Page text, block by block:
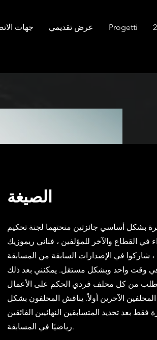
جهات عرض تقديمي Progetti
الصيغة
بشكل أساسي جائزتين منحتهما لجنة تحكيم
القطاع والآخر للمؤلفين ، فناني ريموزيك
في وقت واحد وبشكل مستقل. يمكنني بعد ذلك
يُطلب من كل محلف فردي الحكم على الأعمال
الآخرين أولاً. يناقش المحلفون بشكل
بعد تحديد المتسابقين النهائيين الفائقين
رياضيًا في المسابقة.